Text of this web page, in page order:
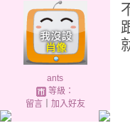
ants
等級：
留言｜ 加入好友